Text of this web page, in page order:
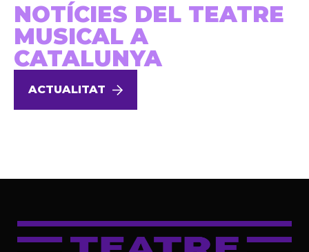
NOTÍCIES DEL TEATRE
MUSICAL A
CATALUNYA
ACTUALITAT